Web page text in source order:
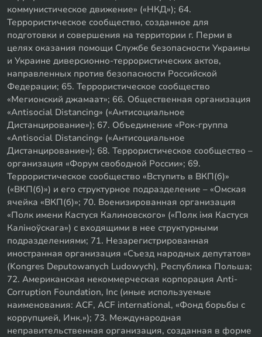
коммунистическое движение» («НКД»); 64.
Террористическое сообщество, созданное для
подготовки и совершения на территории г. Перми в
целях оказания помощи Службе безопасности Украины
и Украине диверсионно-террористических актов,
направленных против безопасности Российской
Федерации; 65. Террористическое сообщество
«Мегионский джамаат»; 66. Общественная организация
«Antisocial Distancing» («Антисоциальное
Дистанцирование»); 67. Объединение «Рок-группа
«Antisocial Distancing» («Антисоциальное
Дистанцирование»); 68. Террористическое сообщество –
организация «Форум свободной России»; 69.
Террористическое сообщество «Вступить в ВКП(б)»
(«ВКП(б)») и его структурное подразделение – «Омская
ячейка «ВКП(б)»; 70. Военизированная организация
«Полк имени Кастуся Калиновского» («Полк iмя Кастуся
Калiноўскага») с входящими в нее структурными
подразделениями; 71. Незарегистрированная
иностранная организация «Съезд народных депутатов»
(Kongres Deputowanych Ludowych), Республика Польша;
72. Американская некоммерческая корпорация Anti-
Corruption Foundation, Inc (иные используемые
наименования: ACF, ACF international, «Фонд борьбы с
коррупцией, Инк.»); 73. Международная
неправительственная организация, созданная в форме